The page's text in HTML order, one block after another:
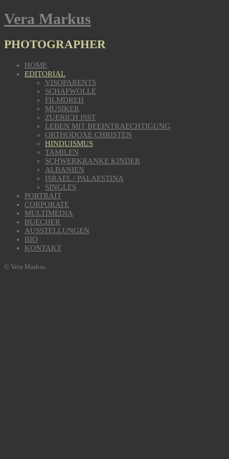
Vera Markus
PHOTOGRAPHER
HOME
EDITORIAL
VISOPARENTS
SCHAFWOLLE
FILMDREH
MUSIKER
ZUERICH ISST
LEBEN MIT BEEINTRAECHTIGUNG
ORTHODOXE CHRISTEN
HINDUISMUS
TAMILEN
SCHWERKRANKE KINDER
ALBANIEN
ISRAEL / PALAESTINA
SINGLES
PORTRAIT
CORPORATE
MULTIMEDIA
BUECHER
AUSSTELLUNGEN
BIO
KONTAKT
© Vera Markus